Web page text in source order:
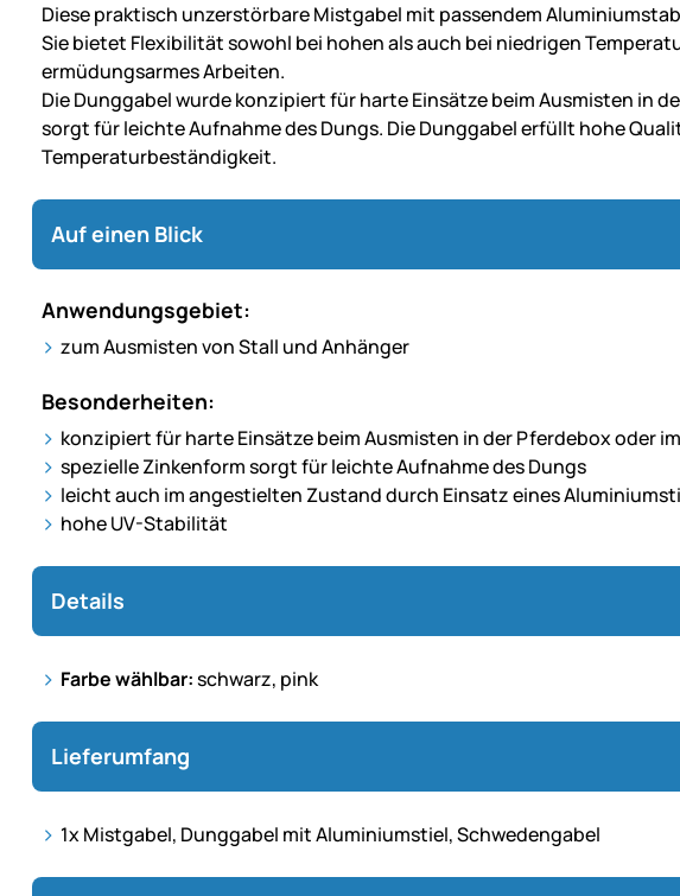
Diese praktisch unzerstörbare Mistgabel mit passendem
Sie bietet Flexibilität sowohl bei hohen als auch bei niedrigen
ermüdungsarmes Arbeiten.
Die Dunggabel wurde konzipiert für harte Einsätze beim Ausmisten in
sorgt für leichte Aufnahme des Dungs. Die Dunggabel erfüllt hohe
Temperaturbeständigkeit.
Auf einen Blick
Anwendungsgebiet:
zum Ausmisten von Stall und Anhänger
Besonderheiten:
konzipiert für harte Einsätze beim Ausmisten in der Pferdebox oder
spezielle Zinkenform sorgt für leichte Aufnahme des Dungs
leicht auch im angestielten Zustand durch Einsatz eines
hohe UV-Stabilität
Details
Farbe wählbar:schwarz, pink
Lieferumfang
1x Mistgabel, Dunggabel mit Aluminiumstiel, Schwedengabel